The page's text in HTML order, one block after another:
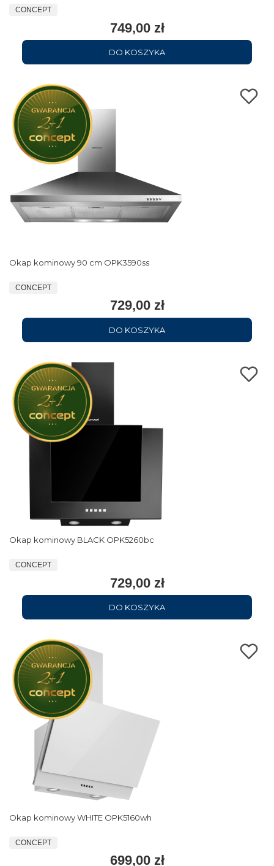
CONCEPT
749,00 zł
DO KOSZYKA
Okap kominowy 90 cm OPK3590ss
CONCEPT
729,00 zł
DO KOSZYKA
Okap kominowy BLACK OPK5260bc
CONCEPT
729,00 zł
DO KOSZYKA
Okap kominowy WHITE OPK5160wh
CONCEPT
699,00 zł